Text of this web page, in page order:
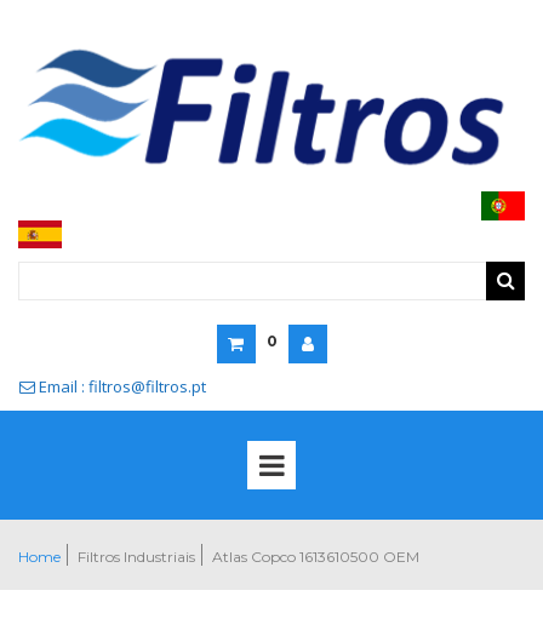
0
 Email : filtros@filtros.pt
Home Filtros Industriais Atlas Copco 1613610500 OEM